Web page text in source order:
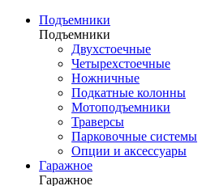
Подъемники
Подъемники
Двухстоечные
Четырехстоечные
Ножничные
Подкатные колонны
Мотоподъемники
Траверсы
Парковочные системы
Опции и аксессуары
Гаражное
Гаражное